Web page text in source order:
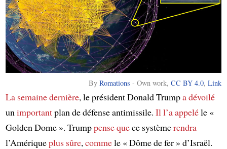
ByRomations -Own work,CC BY 4.0,Link
La semaine dernière, le président Donald Trumpa dévoilé
unimportantplan de défense antimissile. Il l’a appeléle «
Golden Dome ». Trumppense quece systèmerendra
l’Amériqueplus sûre,commele « Dôme de fer » d’Israël.